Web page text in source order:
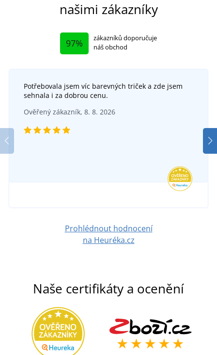
+15
419 Kč
našimi zákazníky
97%
zákazníků doporučuje
náš obchod
Potřebovala jsem víc barevných triček a zde jsem
sehnala i za dobrou cenu.
Ověřený zákazník, 8. 8. 2026
Prohlédnout hodnocení
na Heuréka.cz
Naše certifikáty a ocenění